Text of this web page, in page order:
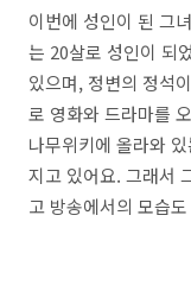
이번에 성인이 된 그
는 20살로 성인이 되
있으며, 정변의 정석
로 영화와 드라마를
나무위키에 올라와
지고 있어요. 그래서
고 방송에서의 모습